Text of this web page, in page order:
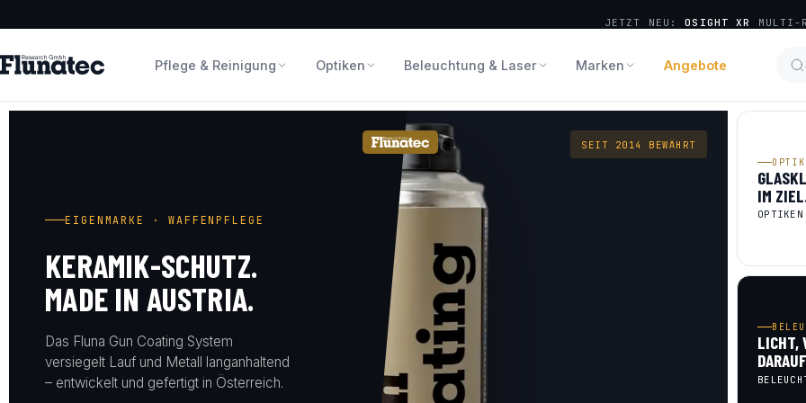
JETZT NEU:OSIGHT XR MULTI-
Pflege & Reinigung Optiken Beleuchtung & Laser Marken Angebote
EIGENMARKE · WAFFENPFLEGE
KERAMIK-SCHUTZ.
MADE IN AUSTRIA.
Das Fluna Gun Coating System
versiegelt Lauf und Metall langanhaltend
– entwickelt und gefertigt in Österreich.
SEIT 2014 BEWÄHRT
IM
OPTIKEN
LICHT,